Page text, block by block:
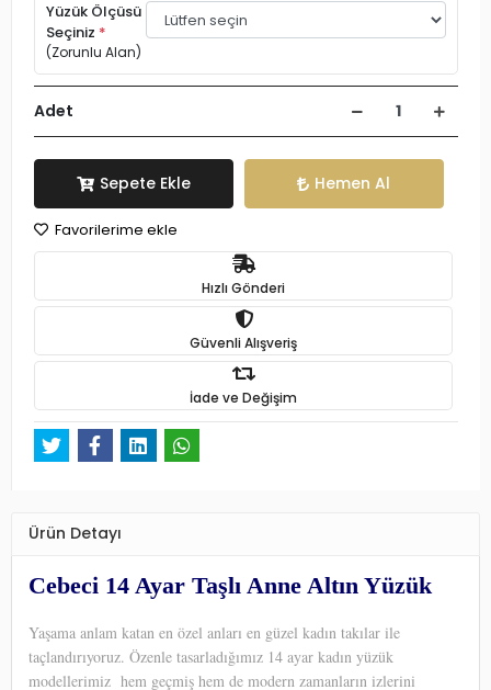
Yüzük Ölçüsü
Seçiniz *
(Zorunlu Alan)
Adet
Sepete Ekle Hemen Al
Favorilerime ekle
Hızlı Gönderi
Güvenli Alışveriş
İade ve Değişim
Ürün Detayı
Cebeci 14 Ayar Taşlı Anne Altın Yüzük
Yaşama anlam katan en özel anları en güzel kadın takılar ile
taçlandırıyoruz. Özenle tasarladığımız 14 ayar kadın yüzük
modellerimiz hem geçmiş hem de modern zamanların izlerini